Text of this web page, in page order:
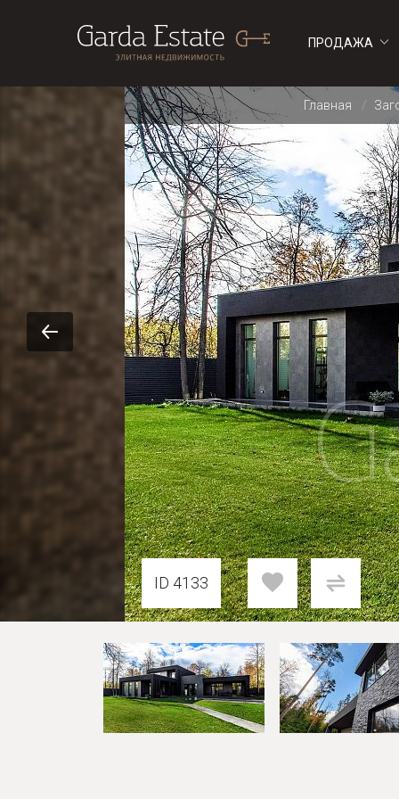
ПРОДАЖА
ДОМА
ДОМА
Главная
ID 4133